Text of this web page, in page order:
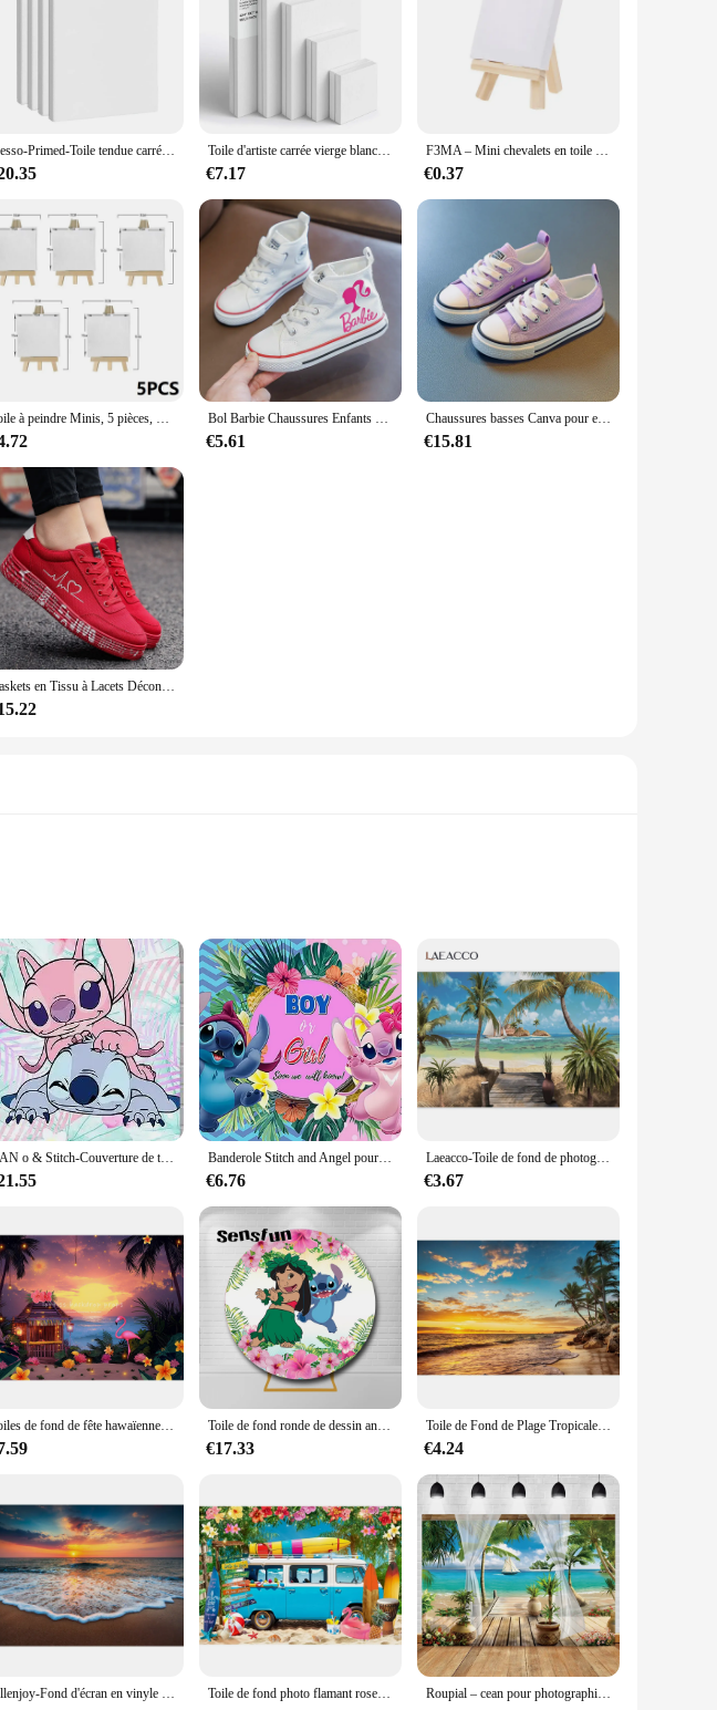
Gesso-Primed-Toile tendue carrée vierge, 100% coton, 8x10 amaran, 20x25 cm, 4 pièces Toile d'artiste carrée vierge blanche, cadre de planche en bois, planches en coton pour peinture à l'huile, interconnexion acrylique, paquet de 4
€7.17
F3MA – Mini chevalets en toile et bois naturel, papeterie d'artiste artistique, fournitures cadeaux pour enfants,
€0.37
Toile à peindre Minis, 5 pièces, GT à peindre, toile blanche pour peinture, sable étiré blanc à peindre HB01 Bol Barbie Chaussures Enfants Mignon Toile Chaussures Étudiant En Plein Air Enfants Tennis Chaussures dehors Bébé Casual Baskets Blanc Chaussures Size26-36
€5.61
Chaussures basses Canva pour enfants, chaussures de planche parent-enfant, nouveau style, blanc, document bonbon, hommes, femmes, enfants, printemps, 2024
€15.81
Baskets en Tissu à Lacets Décontractées à la Mode pour Femme, Chaussures Vulcanisées et Aérées Motifs Graffitis Amour
a Hawaiian-themed party, a wedding, or simply looking to enhance your home decor,
creates a lush and inviting atmosphere. The high-quality fabric ensures durability,
surface ensures a professional finish. Its durability means that it can withstand frequent
design over time. This makes it a practical choice for event planners, photographers, and
the Toile de fond Hawai is a versatile choice. Its tropical design is perfect for creating a
you can offer this product to your customers at competitive prices, ensuring a
from intimate gatherings to large-scale events.
CAN o & Stitch-Couverture de toile de fond d'arc de feuilles de palmier tropicales pour filles, décoration de fête d'anniversaire de douche de bébé, bannière d'été Hawai Hula Banderole Stitch and Angel pour décoration de fête, toile de fond révélant le genre, bannière d'été hawaïenne pour baby shower, fournitures de fête
€6.76
Laeacco-Toile de fond de photographie tropicale hawaïenne, fond photo, été, bord de mer, flamant rose, profitabilité ha, anniversaire de bébé, décor de fête de famille
€3.67
Toiles de fond de fête hawaïenne pour enfants et adultes, arrière-plans de plage, photocall hawaïen, flamant rose d'été ouvertement, bébé Toile de fond ronde de dessin animé CAN o & Stitch, studio photo, Hawai Hula, arrière-plans de photographie de fête d'anniversaire pour filles d'été
€17.33
Toile de Fond de Plage Tropicale et Océan, Bord de Mer, Palmier, Paysage de Nature, Portrait d'Anniversaire de Bébé, Arrière-Plan de Photographie, Studio Photo
€4.24
Allenjoy-Fond d'écran en vinyle pour la photographie, fond de plage, océan, bord de mer, île, bannières de fête de mariage d'été Toile de fond photo flamant rose d'été, palmiers tropicaux, arbre Luau, profitabilité ha, plage d'Hawaii, bord de mer, fête d'anniversaire pour bébé, fond de photographie Roupial – cean pour photographie, facile à monter et à monter